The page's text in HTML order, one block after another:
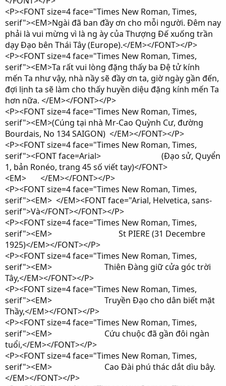
<P><FONT size=4 face="Times New Roman, Times,
serif"><EM>Ngài đã ban đầy ơn cho mỗi người. Đêm nay
phải là vui mừng vì là ng ày của Thượng Đế xuống trần
dạy Đạo bên Thái Tây (Europe).</EM></FONT></P>
<P><FONT size=4 face="Times New Roman, Times,
serif"><EM>Ta rất vui lòng đặng thấy ba Đệ tử kính
mến Ta như vậy, nhà nầy sẽ đầy ơn ta, giờ ngày gần đến,
đợi lịnh ta sẽ làm cho thấy huyền diệu đặng kính mến Ta
hơn nữa. </EM></FONT></P>
<P><FONT size=4 face="Times New Roman, Times,
serif"><EM>(Cúng tại nhà Mr-Cao Quỳnh Cư, đường
Bourdais, No 134 SAIGON) </EM></FONT></P>
<P><FONT size=4 face="Times New Roman, Times,
serif"><FONT face=Arial> (Đạo sử, Quyển
1, bản Ronéo, trang 45 số viết tay)</FONT>
<EM> </EM></FONT></P>
<P><FONT size=4 face="Times New Roman, Times,
serif"><EM> </EM><FONT face="Arial, Helvetica, sans-
serif">Và</FONT></FONT></P>
<P><FONT size=4 face="Times New Roman, Times,
serif"><EM> St PIERE (31 Decembre
1925)</EM></FONT></P>
<P><FONT size=4 face="Times New Roman, Times,
serif"><EM> Thiên Đàng giữ cửa góc trời
Tây,</EM></FONT></P>
<P><FONT size=4 face="Times New Roman, Times,
serif"><EM> Truyền Đạo cho dân biết mặt
Thầy,</EM></FONT></P>
<P><FONT size=4 face="Times New Roman, Times,
serif"><EM> Cứu chuộc đã gần đôi ngàn
tuổi,</EM></FONT></P>
<P><FONT size=4 face="Times New Roman, Times,
serif"><EM> Cao Đài phú thác dắt dìu bây.
</EM></FONT></P>